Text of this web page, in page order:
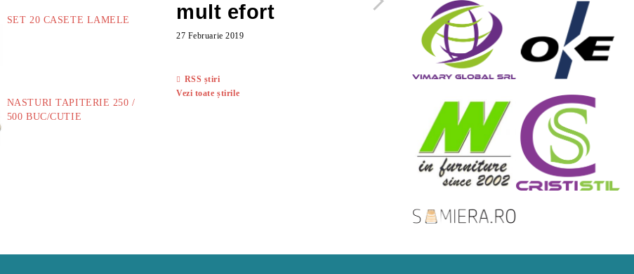
SET 20 CASETE LAMELE
NASTURI TAPITERIE 250 /
500 BUC/CUTIE
mult efort
27 Februarie 2019
spatiul mic de
acasa
27 Februarie 2019
RSS știri
Vezi toate știrile